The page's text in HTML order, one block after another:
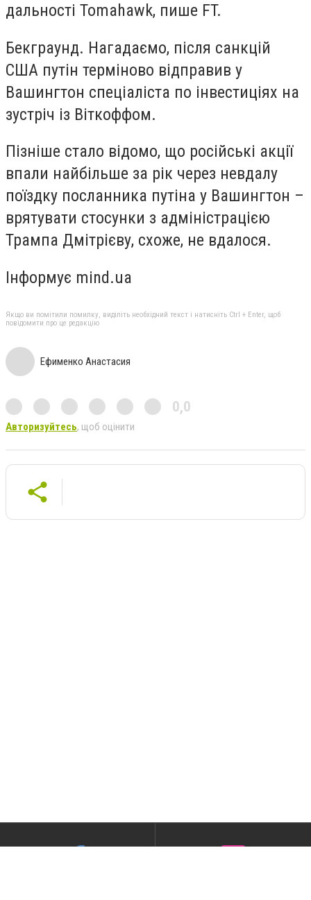
дальності Tomahawk, пише FT.
Бекграунд. Нагадаємо, після санкцій
США путін терміново відправив у
Вашингтон спеціаліста по інвестиціях на
зустріч із Віткоффом.
Пізніше стало відомо, що російські акції
впали найбільше за рік через невдалу
поїздку посланника путіна у Вашингтон –
врятувати стосунки з адміністрацією
Трампа Дмітрієву, схоже, не вдалося.
Інформує mind.ua
Якщо ви помітили помилку, виділіть необхідний текст і натисніть Ctrl + Enter, щоб
повідомити про це редакцію
Ефименко Анастасия
0,0
Авторизуйтесь, щоб оцінити